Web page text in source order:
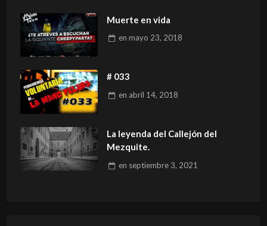
Muerte en vida
en mayo 23, 2018
# 033
en abril 14, 2018
La leyenda del Callejón del
Mezquite.
en septiembre 3, 2021